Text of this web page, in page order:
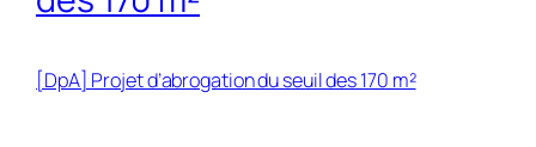
[DpA] Projet d’abrogation du seuil des 170 m²